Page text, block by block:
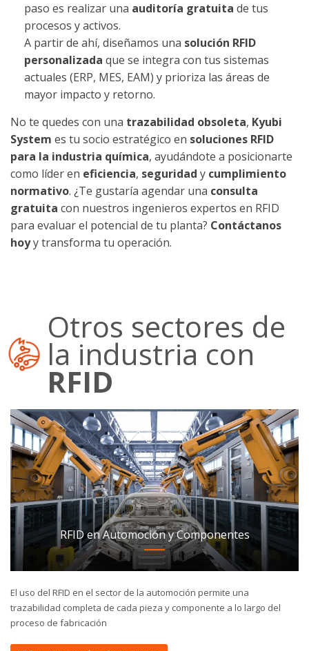
paso es realizar una auditoría gratuita de tus
procesos y activos.
A partir de ahí, diseñamos una solución RFID
personalizada que se integra con tus sistemas
actuales (ERP, MES, EAM) y prioriza las áreas de
mayor impacto y retorno.
No te quedes con una trazabilidad obsoleta, Kyubi
System es tu socio estratégico en soluciones RFID
para la industria química, ayudándote a posicionarte
como líder en eficiencia, seguridad y cumplimiento
normativo. ¿Te gustaría agendar una consulta
gratuita con nuestros ingenieros expertos en RFID
para evaluar el potencial de tu planta? Contáctanos
hoyy transforma tu operación.
Otros sectores de
la industria con
RFID
RFID en Automoción y Componentes
El uso del RFID en el sector de la automoción permite una
trazabilidad completa de cada pieza y componente a lo largo del
proceso de fabricación